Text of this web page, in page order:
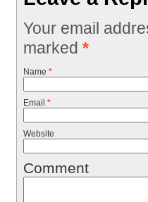
Your email
marked *
Name *
Email *
Website
Comment